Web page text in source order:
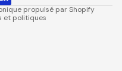
propulsé par Shopify
et politiques